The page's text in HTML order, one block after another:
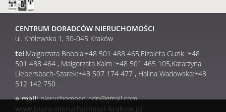
CENTRUM DORADCÓW NIERUCHOMOŚCI
ul. Królewska 1, 30-045 Kraków
tel.Małgorzata Bobola:+48 501 488 465,Elżbieta Guzik :+48
501 488 464 , Małgorzata Kaim :+48 501 465 105,Katarzyna
Liebersbach-Szarek:+48 507 174 477 , Halina Wadowska:+48
512 142 750 .
e-mail:nieruchomosci.cdn@gmail.com
www.biuro-nieruchomosci-krakow.pl